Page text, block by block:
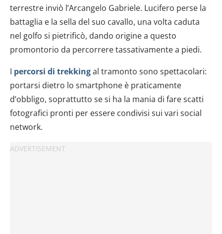
terrestre inviò l’Arcangelo Gabriele. Lucifero perse la
battaglia e la sella del suo cavallo, una volta caduta
nel golfo si pietrificò, dando origine a questo
promontorio da percorrere tassativamente a piedi.
I percorsi di trekkingal tramonto sono spettacolari:
portarsi dietro lo smartphone è praticamente
d’obbligo, soprattutto se si ha la mania di fare scatti
fotografici pronti per essere condivisi sui vari social
network.